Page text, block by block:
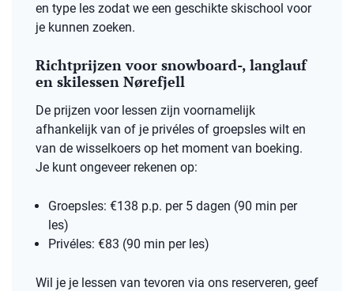
en type les zodat we een geschikte skischool voor
je kunnen zoeken.
Richtprijzen voor snowboard-, langlauf
en skilessen Nørefjell
De prijzen voor lessen zijn voornamelijk
afhankelijk van of je privéles of groepsles wilt en
van de wisselkoers op het moment van boeking.
Je kunt ongeveer rekenen op:
Groepsles: €138 p.p. per 5 dagen (90 min per
les)
Privéles: €83 (90 min per les)
Wil je je lessen van tevoren via ons reserveren, geef